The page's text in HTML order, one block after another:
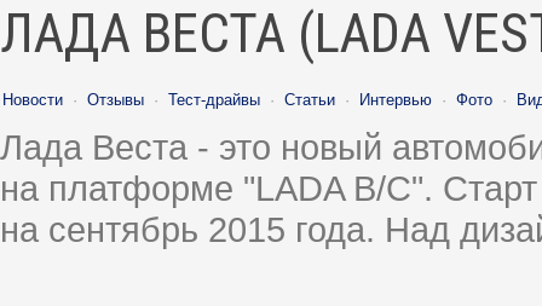
ЛАДА ВЕСТА (LADA
Новости · Отзывы · Тест-драйвы · Статьи · Интервью · Фото ·
Лада Веста - это новый
на платформе "LADA B/C".
на сентябрь 2015 года. Над